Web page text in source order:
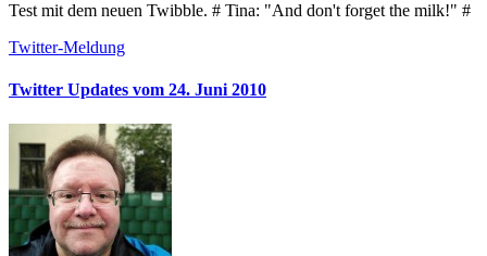
Test mit dem neuen Twibble. # Tina: "And don't forget the milk!" #
Twitter-Meldung
Twitter Updates vom 24. Juni 2010